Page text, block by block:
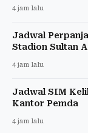
4 jam lalu
Jadwal
Stadion Sultan
4 jam lalu
Jadwal SIM
Kantor Pemda
4 jam lalu